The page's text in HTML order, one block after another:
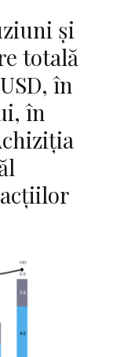
și
totală
în
în